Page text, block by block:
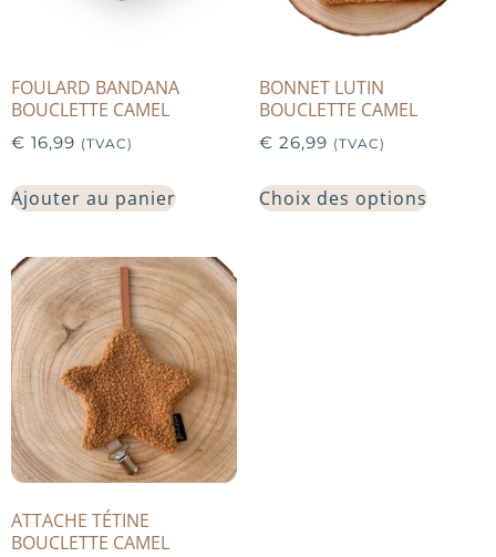
FOULARD BANDANA
BOUCLETTE CAMEL
€ 16,99 (TVAC)
Ajouter au panier
BONNET LUTIN
BOUCLETTE CAMEL
€ 26,99 (TVAC)
Choix des options
ATTACHE TÉTINE
BOUCLETTE CAMEL